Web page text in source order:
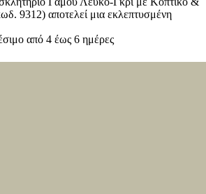
9312) αποτελεί μια εκλεπτυσμένη
από 4 έως 6 ημέρες